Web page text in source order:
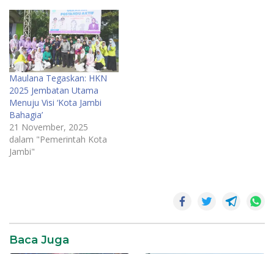
Maulana Tegaskan: HKN
2025 Jembatan Utama
Menuju Visi ‘Kota Jambi
Bahagia’
21 November, 2025
dalam "Pemerintah Kota
Jambi"
Baca Juga